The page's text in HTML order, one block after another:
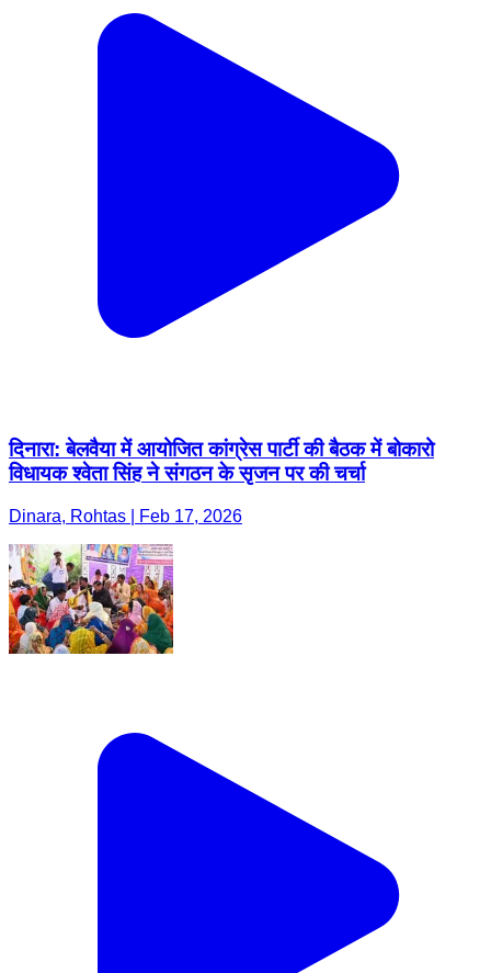
दिनारा: बेलवैया में आयोजित कांग्रेस पार्टी की बैठक में बोकारो
विधायक श्वेता सिंह ने संगठन के सृजन पर की चर्चा
Dinara, Rohtas | Feb 17, 2026